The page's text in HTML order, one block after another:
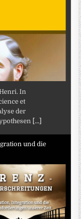
In
et
der
[...]
und die